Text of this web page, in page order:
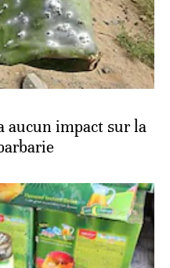
aucun impact sur la